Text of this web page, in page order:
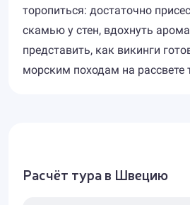
торопиться: достаточно
скамью у стен, вдохнуть
представить, как викинги
морским походам на рассвете
Расчёт тура в Швецию